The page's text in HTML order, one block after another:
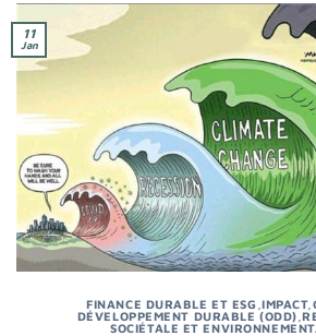
11
Jan
FINANCE DURABLE ET ESG ,IMPACT,
DÉVELOPPEMENT DURABLE (ODD) ,
SOCIÉTALE ET